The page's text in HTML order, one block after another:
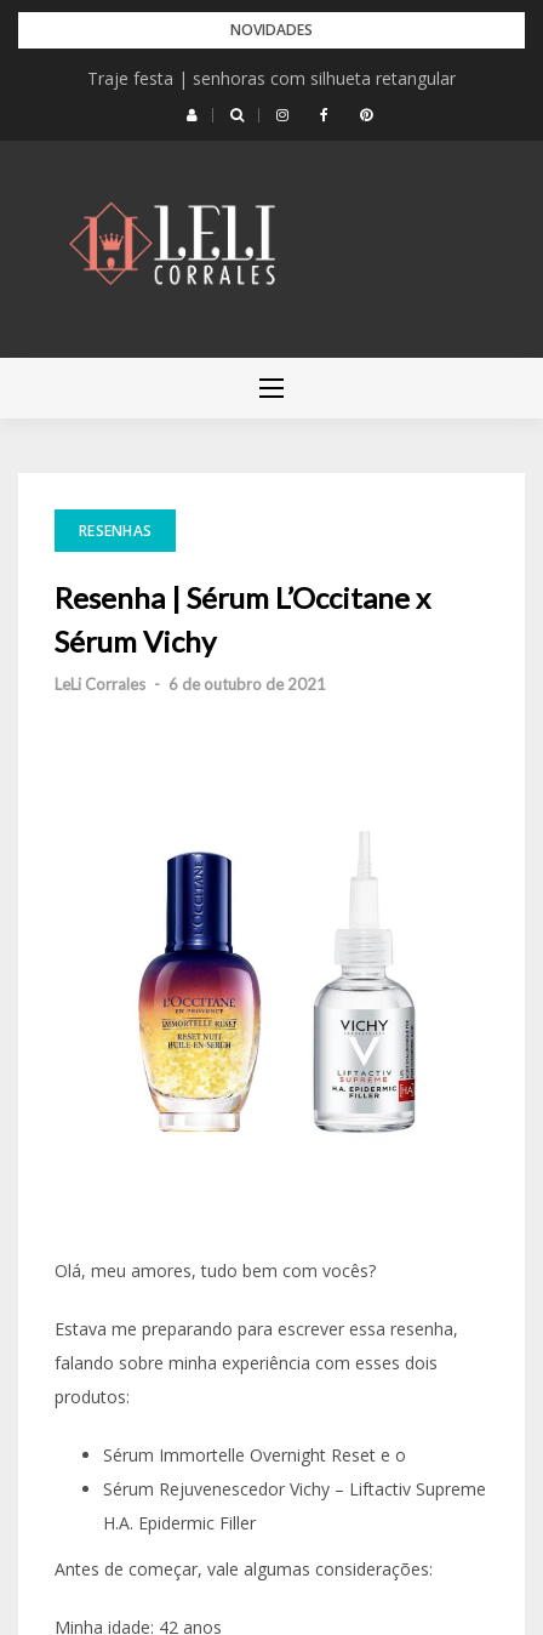
Pular
para
NOVIDADES
Traje festa | senhoras com silhueta retangular
RESENHAS
Resenha | Sérum L’Occitane x
Sérum Vichy
LeLi Corrales - 6 de outubro de 2021
Olá, meu amores, tudo bem com vocês?
Estava me preparando para escrever essa resenha,
falando sobre minha experiência com esses dois
produtos:
Sérum Immortelle Overnight Reset e o
Sérum Rejuvenescedor Vichy – Liftactiv Supreme
H.A. Epidermic Filler
Antes de começar, vale algumas considerações:
Minha idade: 42 anos